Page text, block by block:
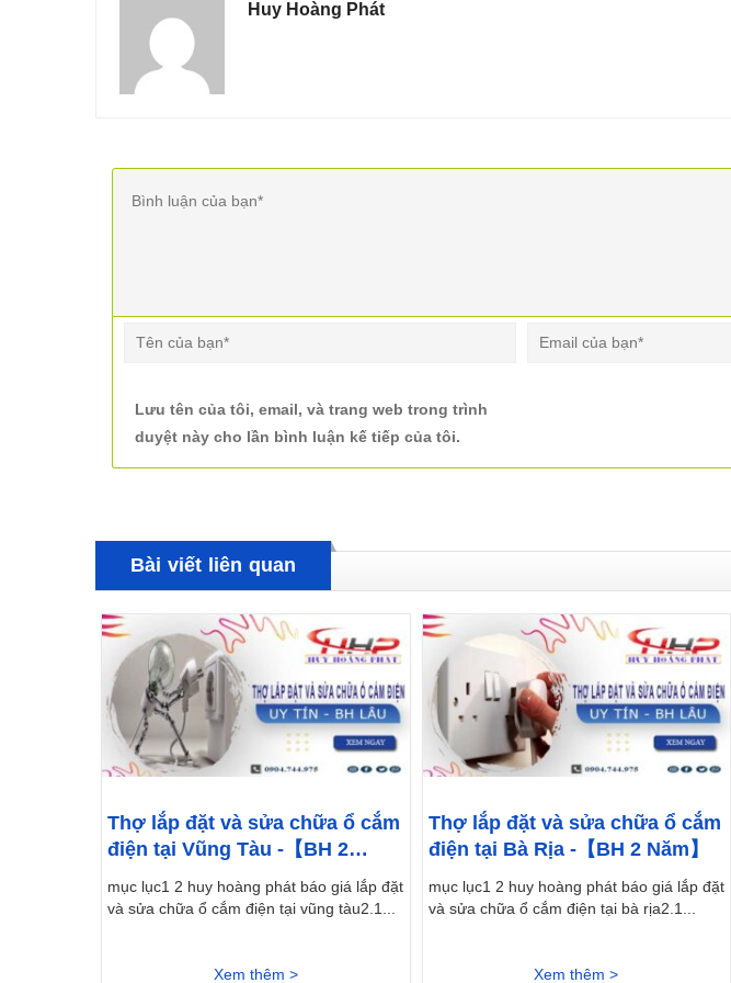
Huy Hoàng Phát
Lưu tên của tôi, email, và trang web trong trình
duyệt này cho lần bình luận kế tiếp của tôi.
Bài viết liên quan
Thợ lắp đặt và sửa chữa ổ cắm
điện tại Vũng Tàu -【BH 2
mục lục1 2 huy hoàng phát báo giá lắp đặt
và sửa chữa ổ cắm điện tại vũng tàu2.1...
Xem thêm >
Thợ lắp đặt và sửa chữa ổ cắm
điện tại Bà Rịa -【BH 2 Năm】
mục lục1 2 huy hoàng phát báo giá lắp đặt
và sửa chữa ổ cắm điện tại bà rịa2.1...
Xem thêm >